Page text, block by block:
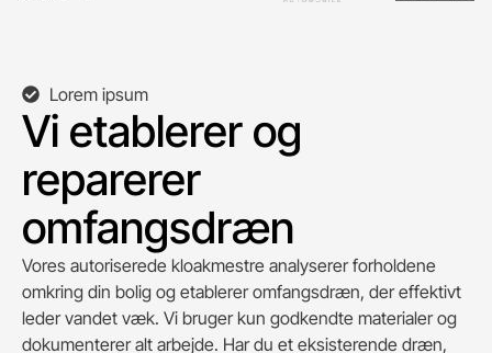
Lorem ipsum
Vi etablerer og
reparerer
omfangsdræn
Vores autoriserede kloakmestre analyserer forholdene
omkring din bolig og etablerer omfangsdræn, der effektivt
leder vandet væk. Vi bruger kun godkendte materialer og
dokumenterer alt arbejde. Har du et eksisterende dræn,